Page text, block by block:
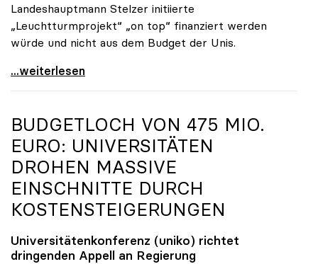
Landeshauptmann Stelzer initiierte
„Leuchtturmprojekt“ „on top“ finanziert werden
würde und nicht aus dem Budget der Unis.
„Skandalös und zweckwidrig“: TU OÖ soll zu Lasten
...weiterlesen
BUDGETLOCH VON 475 MIO.
EURO: UNIVERSITÄTEN
DROHEN MASSIVE
EINSCHNITTE DURCH
KOSTENSTEIGERUNGEN
Universitätenkonferenz (uniko) richtet
dringenden Appell an Regierung